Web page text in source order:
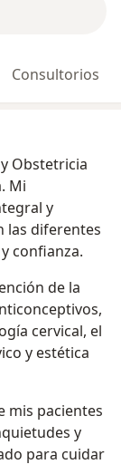
Consultorios
Obstetricia
Mi
y
las diferentes
confianza.
de la
cervical, el
y estética
mis pacientes
y
para cuidar